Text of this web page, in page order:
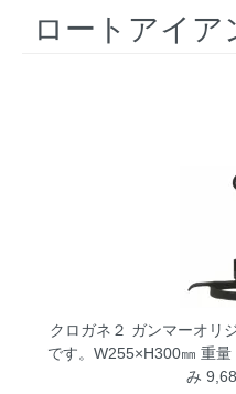
ロートアイア
クロガネ２ ガンマーオリ
です。W255×H300㎜ 重
み